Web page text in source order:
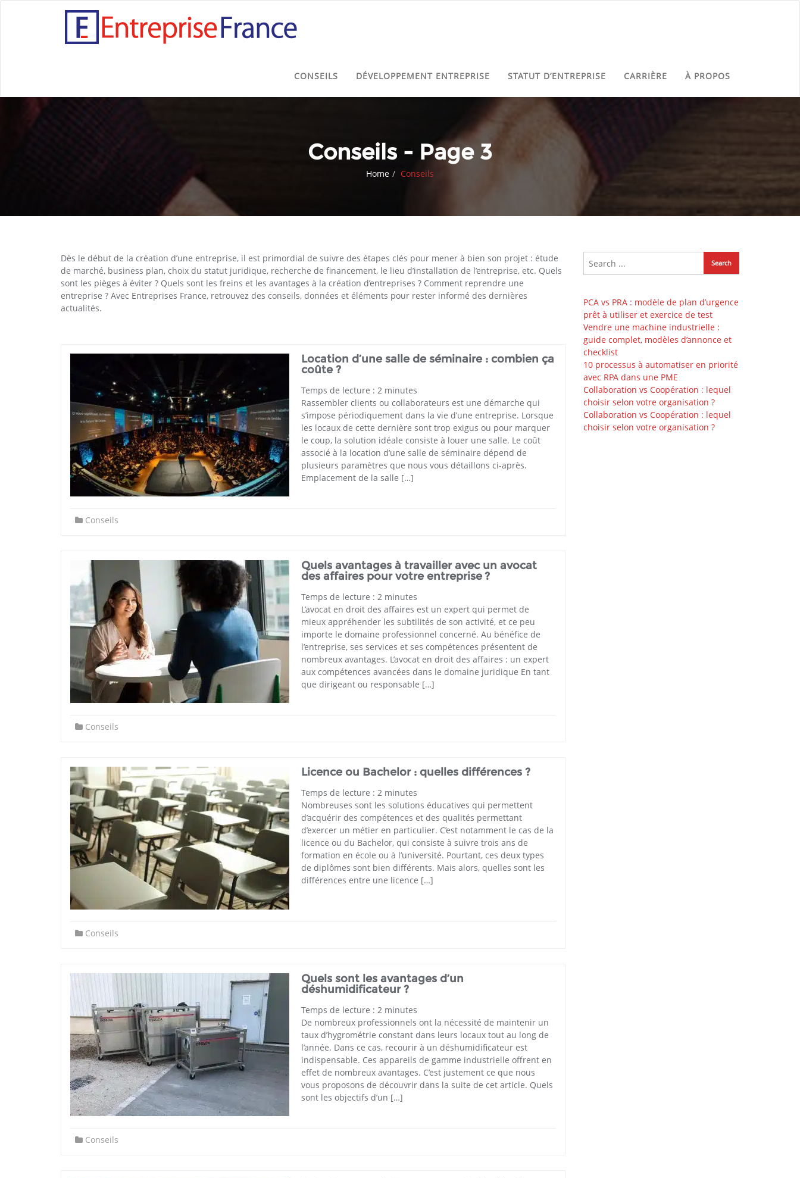
CONSEILS DÉVELOPPEMENT ENTREPRISE STATUT D’ENTREPRISE CARRIÈRE À PROPOS
Conseils - Page 3
Home Conseils
Dès le début de la création d’une entreprise, il est primordial de suivre des étapes clés pour mener à bien son projet : étude
de marché, business plan, choix du statut juridique, recherche de financement, le lieu d’installation de l’entreprise, etc. Quels
sont les pièges à éviter ? Quels sont les freins et les avantages à la création d’entreprises ? Comment reprendre une
entreprise ? Avec Entreprises France, retrouvez des conseils, données et éléments pour rester informé des dernières
actualités.
Location d’une salle de séminaire : combien ça
coûte ?
Temps de lecture : 2 minutes
Rassembler clients ou collaborateurs est une démarche qui
s’impose périodiquement dans la vie d’une entreprise. Lorsque
les locaux de cette dernière sont trop exigus ou pour marquer
le coup, la solution idéale consiste à louer une salle. Le coût
associé à la location d’une salle de séminaire dépend de
plusieurs paramètres que nous vous détaillons ci-après.
Emplacement de la salle […]
Conseils
Quels avantages à travailler avec un avocat
des affaires pour votre entreprise ?
Temps de lecture : 2 minutes
L’avocat en droit des affaires est un expert qui permet de
mieux appréhender les subtilités de son activité, et ce peu
importe le domaine professionnel concerné. Au bénéfice de
l’entreprise, ses services et ses compétences présentent de
nombreux avantages. L’avocat en droit des affaires : un expert
aux compétences avancées dans le domaine juridique En tant
que dirigeant ou responsable […]
Conseils
Licence ou Bachelor : quelles différences ?
Temps de lecture : 2 minutes
Nombreuses sont les solutions éducatives qui permettent
d’acquérir des compétences et des qualités permettant
d’exercer un métier en particulier. C’est notamment le cas de la
licence ou du Bachelor, qui consiste à suivre trois ans de
formation en école ou à l’université. Pourtant, ces deux types
de diplômes sont bien différents. Mais alors, quelles sont les
différences entre une licence […]
Conseils
Quels sont les avantages d’un
déshumidificateur ?
Temps de lecture : 2 minutes
De nombreux professionnels ont la nécessité de maintenir un
taux d’hygrométrie constant dans leurs locaux tout au long de
l’année. Dans ce cas, recourir à un déshumidificateur est
indispensable. Ces appareils de gamme industrielle offrent en
effet de nombreux avantages. C’est justement ce que nous
vous proposons de découvrir dans la suite de cet article. Quels
sont les objectifs d’un […]
Conseils
PCA vs PRA : modèle de plan d’urgence
prêt à utiliser et exercice de test
Vendre une machine industrielle :
guide complet, modèles d’annonce et
checklist
10 processus à automatiser en priorité
avec RPA dans une PME
Collaboration vs Coopération : lequel
choisir selon votre organisation ?
Collaboration vs Coopération : lequel
choisir selon votre organisation ?